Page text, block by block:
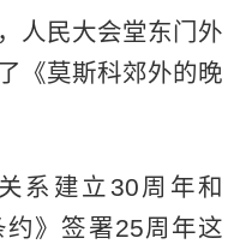
人民大会堂东门外
《莫斯科郊外的晚
系建立30周年和
约》签署25周年这